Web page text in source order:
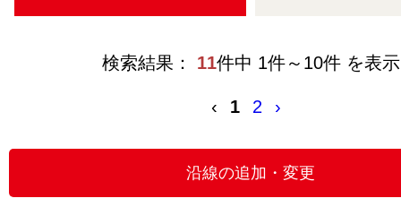
検索結果： 11件中 1件～10件 を表示
‹ 1 2 ›